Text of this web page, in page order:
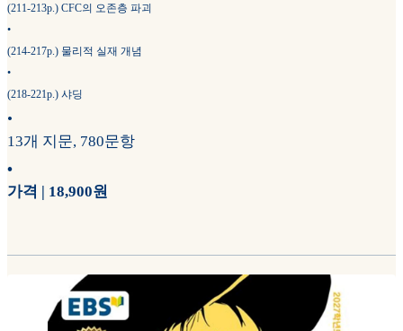
(211-213p.) CFC의 오존층 파괴
•
(214-217p.) 물리적 실재 개념
•
(218-221p.) 샤딩
•
13개 지문, 780문항
•
가격 | 18,900원